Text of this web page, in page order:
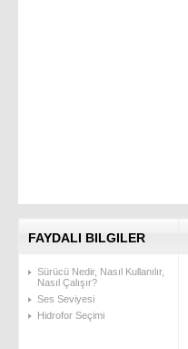
FAYDALI BILGILER
Sürücü Nedir, Nasıl Kullanılır,
Nasıl Çalışır?
Ses Seviyesi
Hidrofor Seçimi